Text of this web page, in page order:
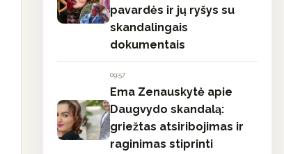
pavardės ir jų ryšys su
skandalingais
dokumentais
09:57
Ema Zenauskytė apie
Daugvydo skandalą:
griežtas atsiribojimas ir
raginimas stiprinti